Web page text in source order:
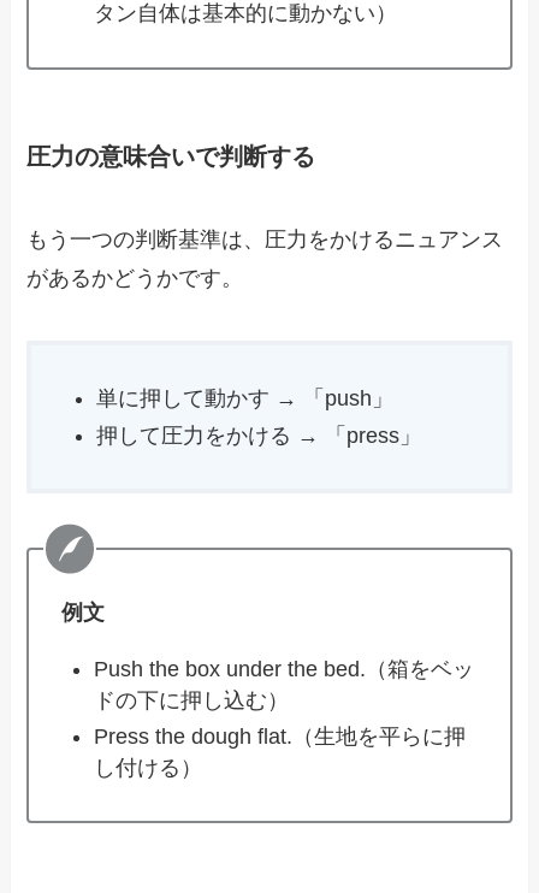
タン自体は基本的に動かない）
圧力の意味合いで判断する
もう一つの判断基準は、圧力をかけるニュアンス
があるかどうかです。
単に押して動かす → 「push」
押して圧力をかける → 「press」
例文
Push the box under the bed.（箱をベッ
ドの下に押し込む）
Press the dough flat.（生地を平らに押
し付ける）